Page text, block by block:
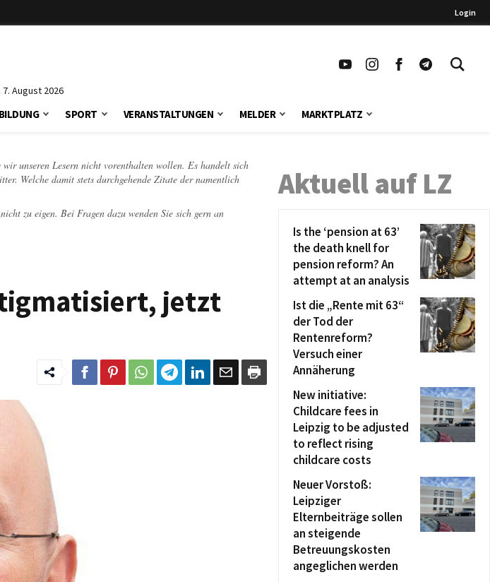
Login
August 2026
BILDUNG SPORT VERANSTALTUNGEN MELDER MARKTPLATZ
unseren Lesern nicht vorenthalten wollen. Es handelt sich
Welche damit stets durchgehende Zitate der namentlich
zu eigen. Bei Fragen dazu wenden Sie sich gern an
jetzt
Aktuell auf LZ
Is the ‘pension at 63’
the death knell for
pension reform? An
attempt at an analysis
Ist die „Rente mit 63“
der Tod der
Rentenreform?
Versuch einer
Annäherung
New initiative:
Childcare fees in
Leipzig to be adjusted
to reflect rising
childcare costs
Neuer Vorstoß:
Leipziger
Elternbeiträge sollen
an steigende
Betreuungskosten
angeglichen werden